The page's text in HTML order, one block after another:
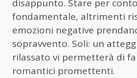
disappunto. Stare per
fondamentale, altrimenti
emozioni negative
sopravvento. Soli: un
rilassato vi permetterà di
romantici promettenti.